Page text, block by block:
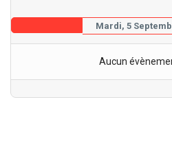
Mardi, 5
Aucun